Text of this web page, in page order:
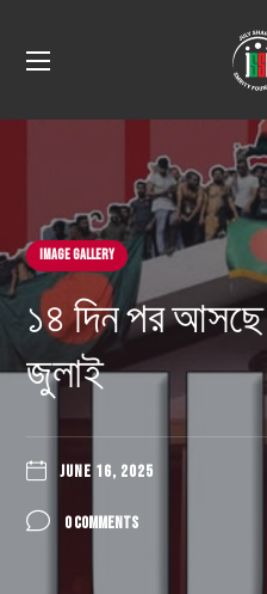
Image Gallery
১৪ দিন পর
জুলাই
JUNE 16, 2025
0 COMMENTS